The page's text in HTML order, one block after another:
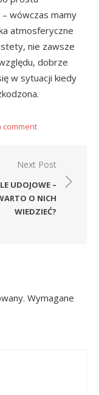
wówczas mamy
atmosferyczne
nie zawsze
dobrze
w sytuacji kiedy
comment
Next Post
UDOJOWE –
O NICH
WIEDZIEĆ?
Wymagane